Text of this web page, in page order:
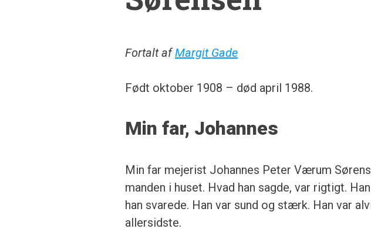
Fortalt afMargit Gade
Født oktober 1908 – død april 1988.
Min far, Johannes
Min far mejerist Johannes Peter Værum
manden i huset. Hvad han sagde, var rigtigt.
han svarede. Han var sund og stærk. Han var
allersidste.